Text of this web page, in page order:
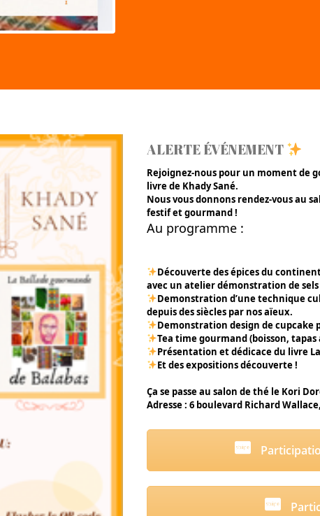
ALERTE ÉVÉNEMENT
Rejoignez-nous pour un moment de
livre de Khady Sané.
Nous vous donnons rendez-vous au
festif et gourmand !
Au programme :
Découverte des épices du
avec un atelier démonstration de
Demonstration d’une technique
depuis des siècles par nos aïeux.
Demonstration design de cupcake
Tea time gourmand (boisson,
Présentation et dédicace du livre
Et des expositions découverte !
Ça se passe au salon de thé le Kori
Adresse : 6 boulevard Richard